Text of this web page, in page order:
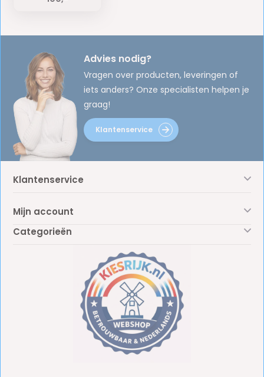
Advies nodig?
Vragen over producten, leveringen of
iets anders? Onze specialisten helpen je
graag!
Klantenservice
Klantenservice
Mijn account
Categorieën